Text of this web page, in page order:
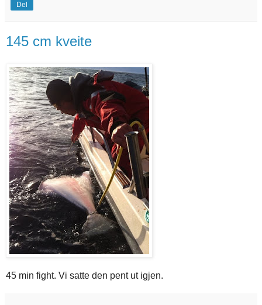
Del
145 cm kveite
45 min fight. Vi satte den pent ut igjen.